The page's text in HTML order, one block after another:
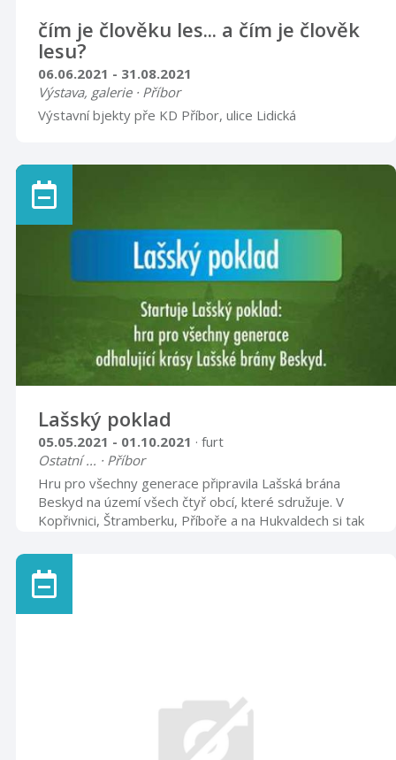
čím je člověku les... a čím je člověk
lesu?
06.06.2021 - 31.08.2021
Výstava, galerie · Příbor
Výstavní bjekty pře KD Příbor, ulice Lidická
Lašský poklad
05.05.2021 - 01.10.2021 · furt
Ostatní ... · Příbor
Hru pro všechny generace připravila Lašská brána
Beskyd na území všech čtyř obcí, které sdružuje. V
Kopřivnici, Štramberku, Příboře a na Hukvaldech si tak
outdoorovou zábavně-poznávací hru na osmi různých
trasách. “Rozhodli jsme se seznámit místní obyvatele a
turisty s krásami Lašské brány Beskyd. Zvolili jsme
takovou formu hry, která bude zajímavá pro všechny